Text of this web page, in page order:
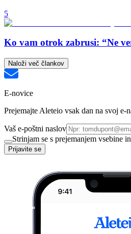
5
Ko vam otrok zabrusi: “Ne
Naloži več člankov
E-novice
Prejemajte Aleteio vsak dan na svoj e-
Vaš e-poštni naslov
Strinjam se s prejemanjem vsebine in
Prijavite se